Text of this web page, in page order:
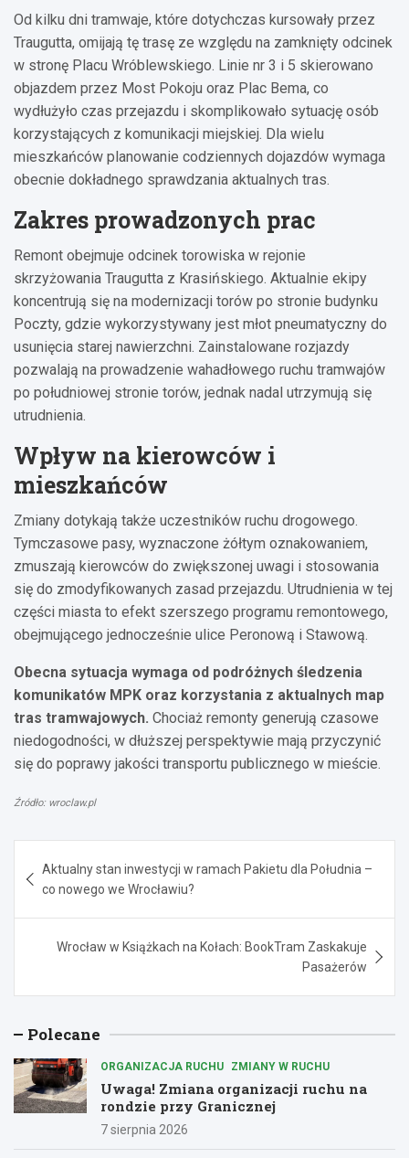
Od kilku dni tramwaje, które dotychczas kursowały przez
Traugutta, omijają tę trasę ze względu na zamknięty odcinek
w stronę Placu Wróblewskiego. Linie nr 3 i 5 skierowano
objazdem przez Most Pokoju oraz Plac Bema, co
wydłużyło czas przejazdu i skomplikowało sytuację osób
korzystających z komunikacji miejskiej. Dla wielu
mieszkańców planowanie codziennych dojazdów wymaga
obecnie dokładnego sprawdzania aktualnych tras.
Zakres prowadzonych prac
Remont obejmuje odcinek torowiska w rejonie
skrzyżowania Traugutta z Krasińskiego. Aktualnie ekipy
koncentrują się na modernizacji torów po stronie budynku
Poczty, gdzie wykorzystywany jest młot pneumatyczny do
usunięcia starej nawierzchni. Zainstalowane rozjazdy
pozwalają na prowadzenie wahadłowego ruchu tramwajów
po południowej stronie torów, jednak nadal utrzymują się
utrudnienia.
Wpływ na kierowców i
mieszkańców
Zmiany dotykają także uczestników ruchu drogowego.
Tymczasowe pasy, wyznaczone żółtym oznakowaniem,
zmuszają kierowców do zwiększonej uwagi i stosowania
się do zmodyfikowanych zasad przejazdu. Utrudnienia w tej
części miasta to efekt szerszego programu remontowego,
obejmującego jednocześnie ulice Peronową i Stawową.
Obecna sytuacja wymaga od podróżnych śledzenia
komunikatów MPK oraz korzystania z aktualnych map
tras tramwajowych. Chociaż remonty generują czasowe
niedogodności, w dłuższej perspektywie mają przyczynić
się do poprawy jakości transportu publicznego w mieście.
Źródło: wroclaw.pl
wpisu
Aktualny stan inwestycji w ramach Pakietu dla Południa –
co nowego we Wrocławiu?
Wrocław w Książkach na Kołach: BookTram Zaskakuje
Pasażerów
Polecane
ORGANIZACJA RUCHU ZMIANY W RUCHU
Uwaga! Zmiana organizacji ruchu na
rondzie przy Granicznej
7 sierpnia 2026